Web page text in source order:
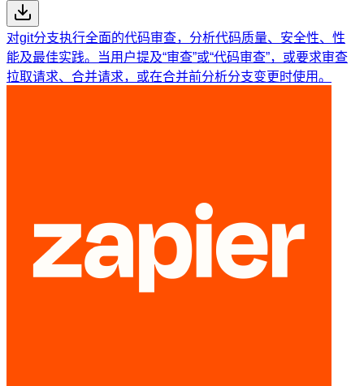
对git分支执行全面的代码审查，分析代码质量、安全性、性
能及最佳实践。当用户提及“审查”或“代码审查”，或要求审查
拉取请求、合并请求，或在合并前分析分支变更时使用。